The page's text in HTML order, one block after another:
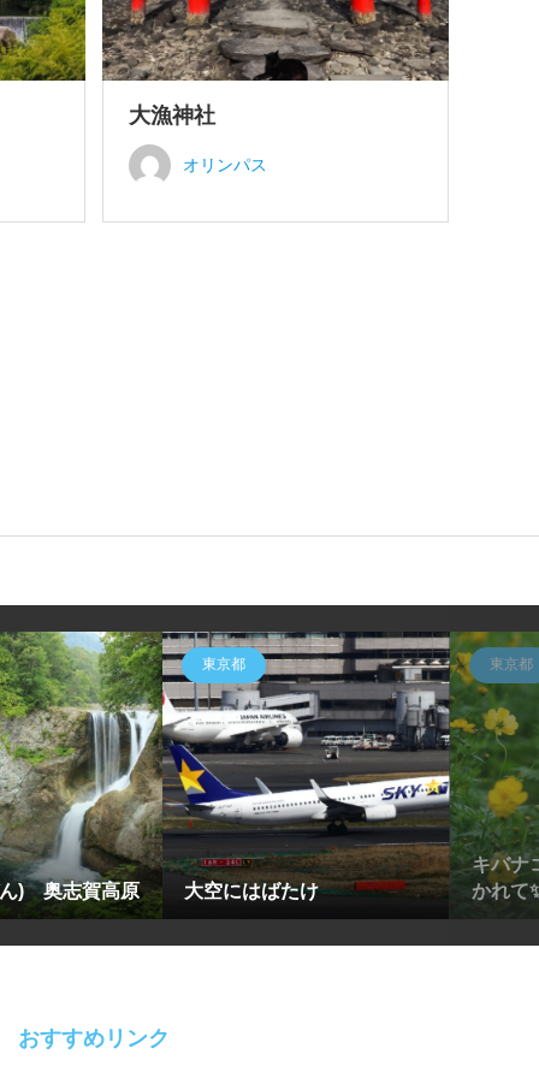
大漁神社
オリンパス
) 奥志賀高原
東京都
大空にはばたけ
東京都
キバナ
かれて
おすすめリンク